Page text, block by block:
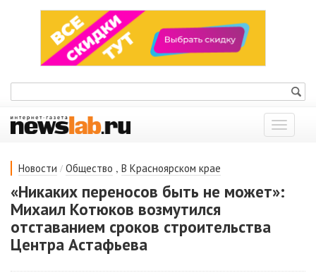
Показать
меню
Новости / Общество , В Красноярском крае
«Никаких переносов быть не может»:
Михаил Котюков возмутился
отставанием сроков строительства
Центра Астафьева